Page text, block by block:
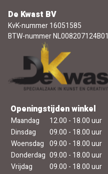
De Kwast BV
KvK-nummer 16051585
BTW-nummer NL008207124B01
Openingstijden winkel
Maandag
12.00 - 18.00 uur
Dinsdag
09.00 - 18.00 uur
Woensdag 09.00 - 18.00 uur
Donderdag 09.00 - 18.00 uur
Vrijdag
09.00 - 18.00 uur